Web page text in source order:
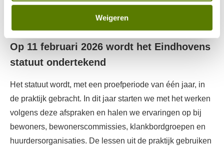
Weigeren
sociale plannen per project. Dit vindt u dus niet terug in
Op 11 februari 2026 wordt het Eindhovens
statuut ondertekend
Het statuut wordt, met een proefperiode van één jaar, in
de praktijk gebracht. In dit jaar starten we met het werken
volgens deze afspraken en halen we ervaringen op bij
bewoners, bewonerscommissies, klankbordgroepen en
huurdersorganisaties. De lessen uit de praktijk gebruiken